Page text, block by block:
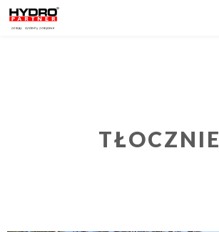
TŁOCZNIE